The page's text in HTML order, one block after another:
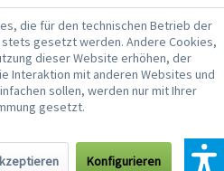
die für den technischen Betrieb der
gesetzt werden. Andere Cookies,
dieser Website erhöhen, der
Interaktion mit anderen Websites und
sollen, werden nur mit Ihrer
gesetzt.
Konfigurieren